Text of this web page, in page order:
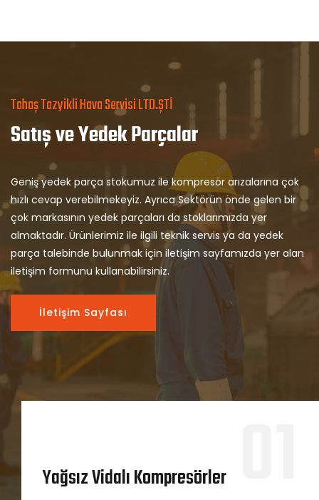
Tahaş Tazyikli Hava Servisi LTD.ŞTİ
Satış ve Yedek Parçalar
Geniş yedek parça stokumuz ile kompresör arızalarına çok
hızlı cevap verebilmekeyiz. Ayrıca Sektörün önde gelen bir
çok markasının yedek parçaları da stoklarımızda yer
almaktadır. Ürünlerimiz ile ilgili teknik servis ya da yedek
parça talebinde bulunmak için iletişim sayfamızda yer alan
iletişim formunu kullanabilirsiniz.
İletişim Sayfası
Yağsız Vidalı Kompresörler